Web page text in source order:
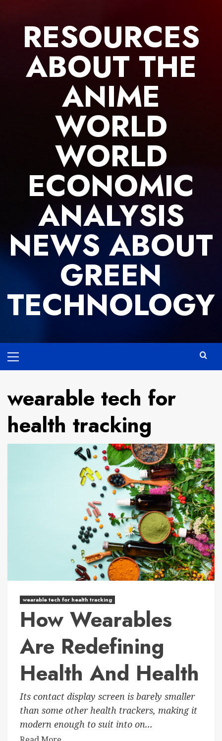
RESOURCES
ABOUT THE
ANIME
WORLD
WORLD
ECONOMIC
ANALYSIS
NEWS ABOUT
GREEN
TECHNOLOGY
Menu
wearable tech for
health tracking
wearable tech for health tracking
How Wearables
Are Redefining
Health And Health
Its contact display screen is barely smaller
than some other health trackers, making it
modern enough to suit into on...